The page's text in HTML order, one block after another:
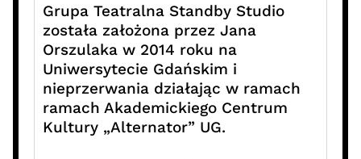
Grupa Teatralna Standby Studio
została założona przez Jana
Orszulaka w 2014 roku na
Uniwersytecie Gdańskim i
nieprzerwania działając w ramach
ramach Akademickiego Centrum
Kultury „Alternator” UG.